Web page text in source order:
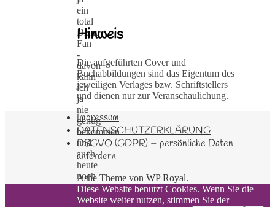
ein
total
Disney
Fan
-
davon
kann
ich
ja
nie
genug
bekommen
und
auch
heute
noch
schaue
ich
Hinweis
Die aufgeführten Cover und
Buchabbildungen sind das Eigentum des
jeweiligen Verlages bzw. Schriftstellers
und dienen nur zur Veranschaulichung.
Impressum
DATENSCHUTZERKLÄRUNG
DSGVO (GDPR) – persönliche Daten
anfordern
Ashe Theme von WP Royal.
Diese Website benutzt Cookies. Wenn Sie die
Website weiter nutzen, stimmen Sie der